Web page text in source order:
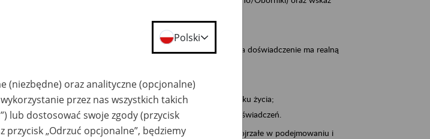
Aktywni 50+ to inicjatywa, która pokazuje, że wiek jest atutem, a doświadczenie ma realną
Program ten to:
promocja aktywności zawodowej osób po pięćdziesiątym roku życia;
zachęcanie do świadomego planowania kariery i przyszłych świadczeń.
ZUS przez działania informacyjne i edukacyjne wspiera osoby dojrzałe w podejmowaniu i
Polski
(niezbędne) oraz analityczne (opcjonalne)
przez nas wszystkich takich
lub dostosować swoje zgody (przycisk
przycisk „Odrzuć opcjonalne”, będziemy